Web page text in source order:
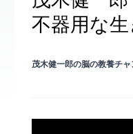
不器用な
茂木健一郎の脳の教養チャ